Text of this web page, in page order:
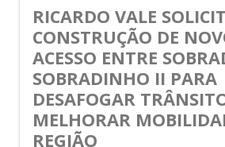
RICARDO VALE
CONSTRUÇÃO DE
ACESSO ENTRE
SOBRADINHO II PARA
DESAFOGAR
MELHORAR
REGIÃO